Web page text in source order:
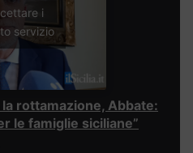
i
servizio
la rottamazione, Abbate:
le famiglie siciliane”